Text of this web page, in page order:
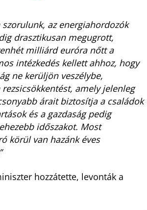
az energiahordozók
drasztikusan megugrott,
milliárd euróra nőtt a
intézkedés kellett ahhoz, hogy
ne kerüljön veszélybe,
amely jelenleg
árait biztosítja a családok
és a gazdaság pedig
időszakot. Most
körül van hazánk éves
hozzátette, levonták a